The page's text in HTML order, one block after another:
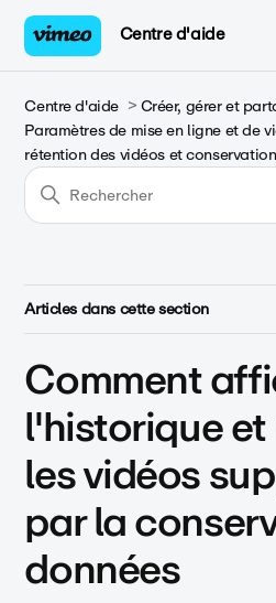
Centre d'aide
Centre d'aide
Créer, gérer et
Paramètres de mise en ligne et de
rétention des vidéos et
Articles dans cette section
Comment
l'historique
les vidéos
par la
données